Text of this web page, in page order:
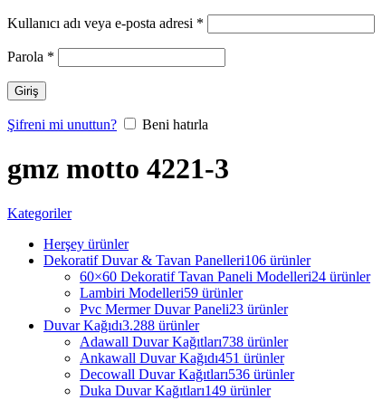
Kullanıcı adı veya e-posta adresi *
Parola *
Giriş
Şifreni mi unuttun? Beni hatırla
gmz motto 4221-3
Kategoriler
Herşey ürünler
Dekoratif Duvar & Tavan Panelleri106 ürünler
60×60 Dekoratif Tavan Paneli Modelleri24 ürünler
Lambiri Modelleri59 ürünler
Pvc Mermer Duvar Paneli23 ürünler
Duvar Kağıdı3.288 ürünler
Adawall Duvar Kağıtları738 ürünler
Ankawall Duvar Kağıdı451 ürünler
Decowall Duvar Kağıtları536 ürünler
Duka Duvar Kağıtları149 ürünler